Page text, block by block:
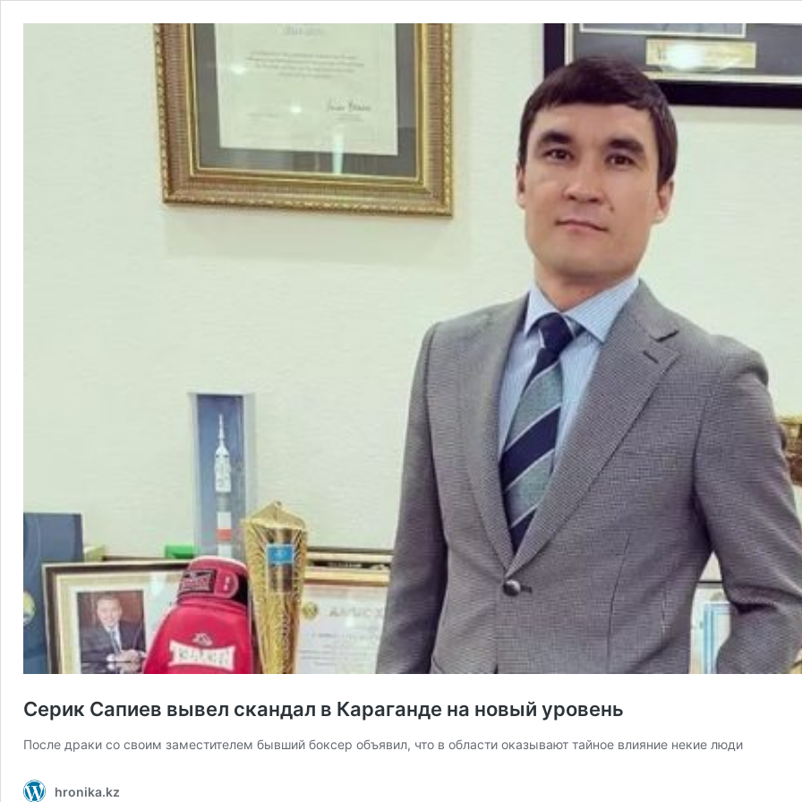
Серик Сапиев вывел скандал в Караганде на новый уровень
После драки со своим заместителем бывший боксер объявил, что в области оказывают тайное влияние некие люди
hronika.kz